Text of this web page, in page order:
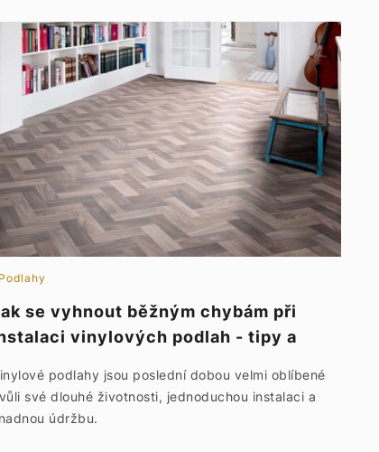
Podlahy
se vyhnout běžným chybám při
vinylových podlah - tipy a
podlahy jsou poslední dobou velmi oblíbené
své dlouhé životnosti, jednoduchou instalaci a
údržbu.